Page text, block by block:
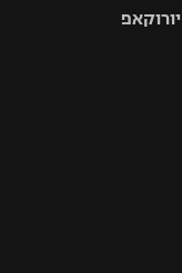
יורוקאפ